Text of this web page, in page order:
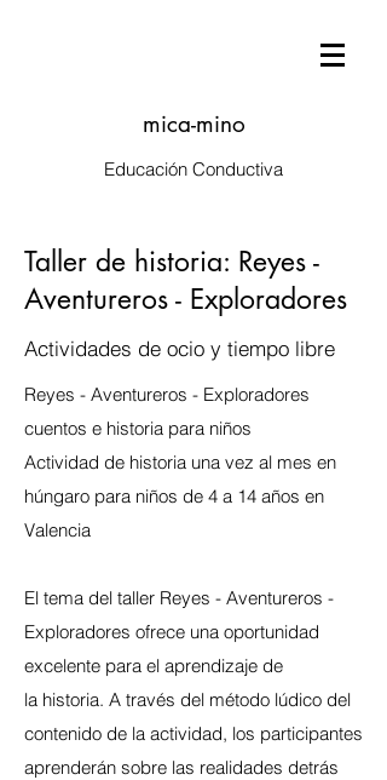
mica-mino
Educación Conductiva
Taller de historia: Reyes -
Aventureros - Exploradores
Actividades de ocio y tiempo libre
Reyes - Aventureros - Exploradores
cuentos e historia para niños
Actividad de historia una vez al mes en
húngaro para niños de 4 a 14 años en
Valencia
El tema del taller Reyes - Aventureros -
Exploradores ofrece una oportunidad
excelente para el aprendizaje de
la historia. A través del método lúdico del
contenido de la actividad, los participantes
aprenderán sobre las realidades detrás